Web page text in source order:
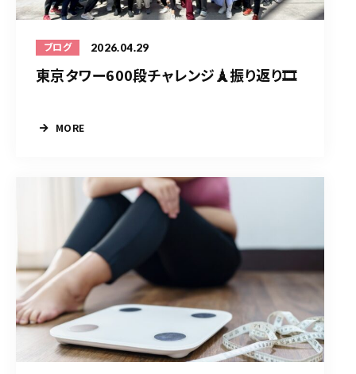
ブログ 2026.04.29
東京タワー600段チャレンジ🗼振り返り🎞️
MORE